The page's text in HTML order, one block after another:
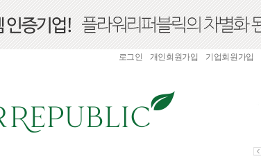
로그인 개인회원가입 기업회원가입